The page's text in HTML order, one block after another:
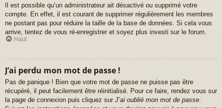
Il est possible qu’un administrateur ait désactivé ou supprimé votre
compte. En effet, il est courant de supprimer régulièrement les membres
ne postant pas pour réduire la taille de la base de données. Si cela vous
arrive, tentez de vous ré-enregistrer et soyez plus investi sur le forum.
Haut
J’ai perdu mon mot de passe !
Pas de panique ! Bien que votre mot de passe ne puisse pas être
récupéré, il peut facilement être réinitialisé. Pour ce faire, rendez vous sur
la page de connexion puis cliquez sur J’ai oublié mon mot de passe